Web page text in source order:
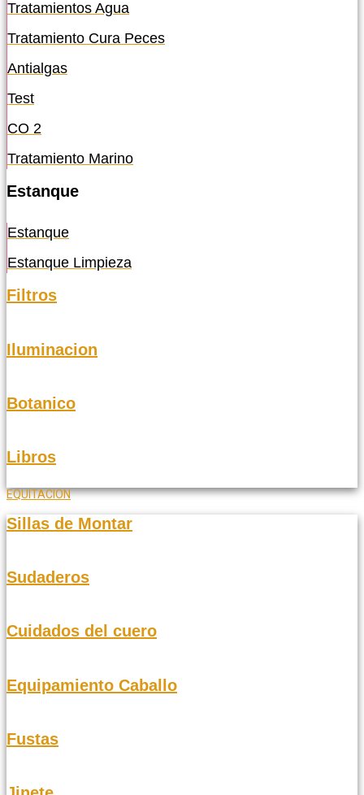
Tratamientos Agua
Tratamiento Cura Peces
Antialgas
Test
CO 2
Tratamiento Marino
Estanque
Estanque
Estanque Limpieza
Filtros
Iluminacion
Botanico
Libros
EQUITACION
Sillas de Montar
Sudaderos
Cuidados del cuero
Equipamiento Caballo
Fustas